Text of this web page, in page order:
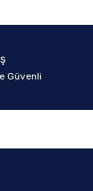
pahalı.
olmalı.
Güvenli